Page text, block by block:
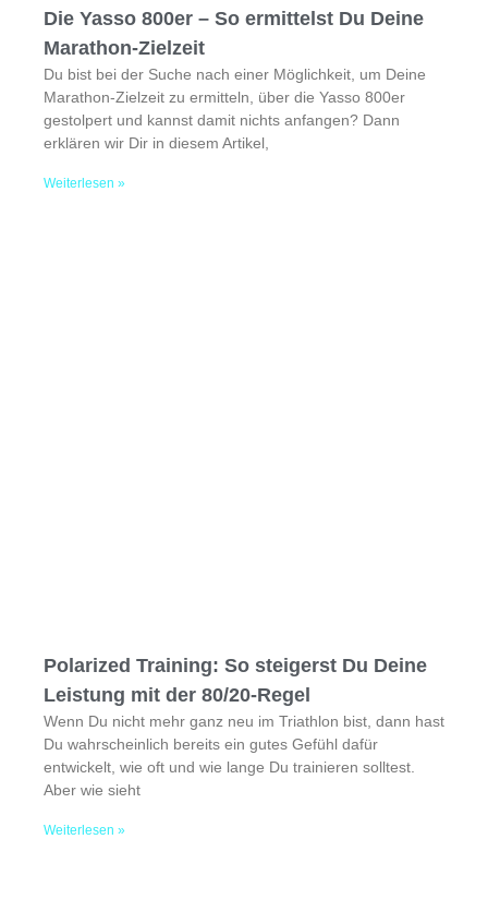
Die Yasso 800er – So ermittelst Du Deine
Marathon-Zielzeit
Du bist bei der Suche nach einer Möglichkeit, um Deine
Marathon-Zielzeit zu ermitteln, über die Yasso 800er
gestolpert und kannst damit nichts anfangen? Dann
erklären wir Dir in diesem Artikel,
Weiterlesen »
Polarized Training: So steigerst Du Deine
Leistung mit der 80/20-Regel
Wenn Du nicht mehr ganz neu im Triathlon bist, dann hast
Du wahrscheinlich bereits ein gutes Gefühl dafür
entwickelt, wie oft und wie lange Du trainieren solltest.
Aber wie sieht
Weiterlesen »